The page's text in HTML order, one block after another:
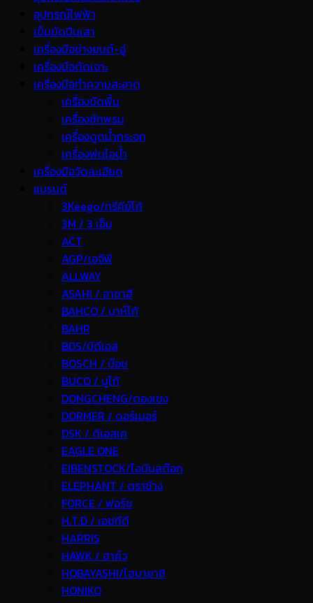
อุปกรณ์ไฟฟ้า
เข็มขัดปีนเสา
เครื่องมือช่างยนต์-อู่
เครื่องมือตัดเจาะ
เครื่องมือทำความสะอาด
เครื่องขัดพื้น
เครื่องซักพรม
เครื่องดูดน้ำกระจก
เครื่องพ่นไอน้ำ
เครื่องมือวัดละเอียด
แบรนด์
3Keego/ทรีคีย์โก้
3M / 3 เอ็ม
ACT
AGP/เอจีพี
ALLWAY
ASAHI / อาซาฮี
BAHCO / บาห์โก้
BAHR
BDS/บีดีเอส
BOSCH / บ๊อช
BUCO / บูโก้
DONGCHENG/ดองเชง
DORMER / ดอร์เมอร์
DSK / ดีเอสเค
EAGLE ONE
EIBENSTOCK/ไอบีนสต๊อก
ELEPHANT / ตราช้าง
FORCE / ฟอร์ช
H.T.D / เอชทีดี
HARRIS
HAWK / ฮาค์ว
HOBAYASHI/โฮบายาชิ
HONIKO